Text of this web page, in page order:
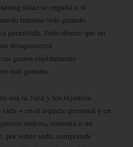
falaz se engaña a sí
hubiese sido ganado
permitida. Todo dinero que no
desaparecerá
gastos rápidamente
mal ganado.
usa la Torá y los Jajamim
– en el aspecto personal y en
dudoso, consulta a un
por sobre todo, comprende